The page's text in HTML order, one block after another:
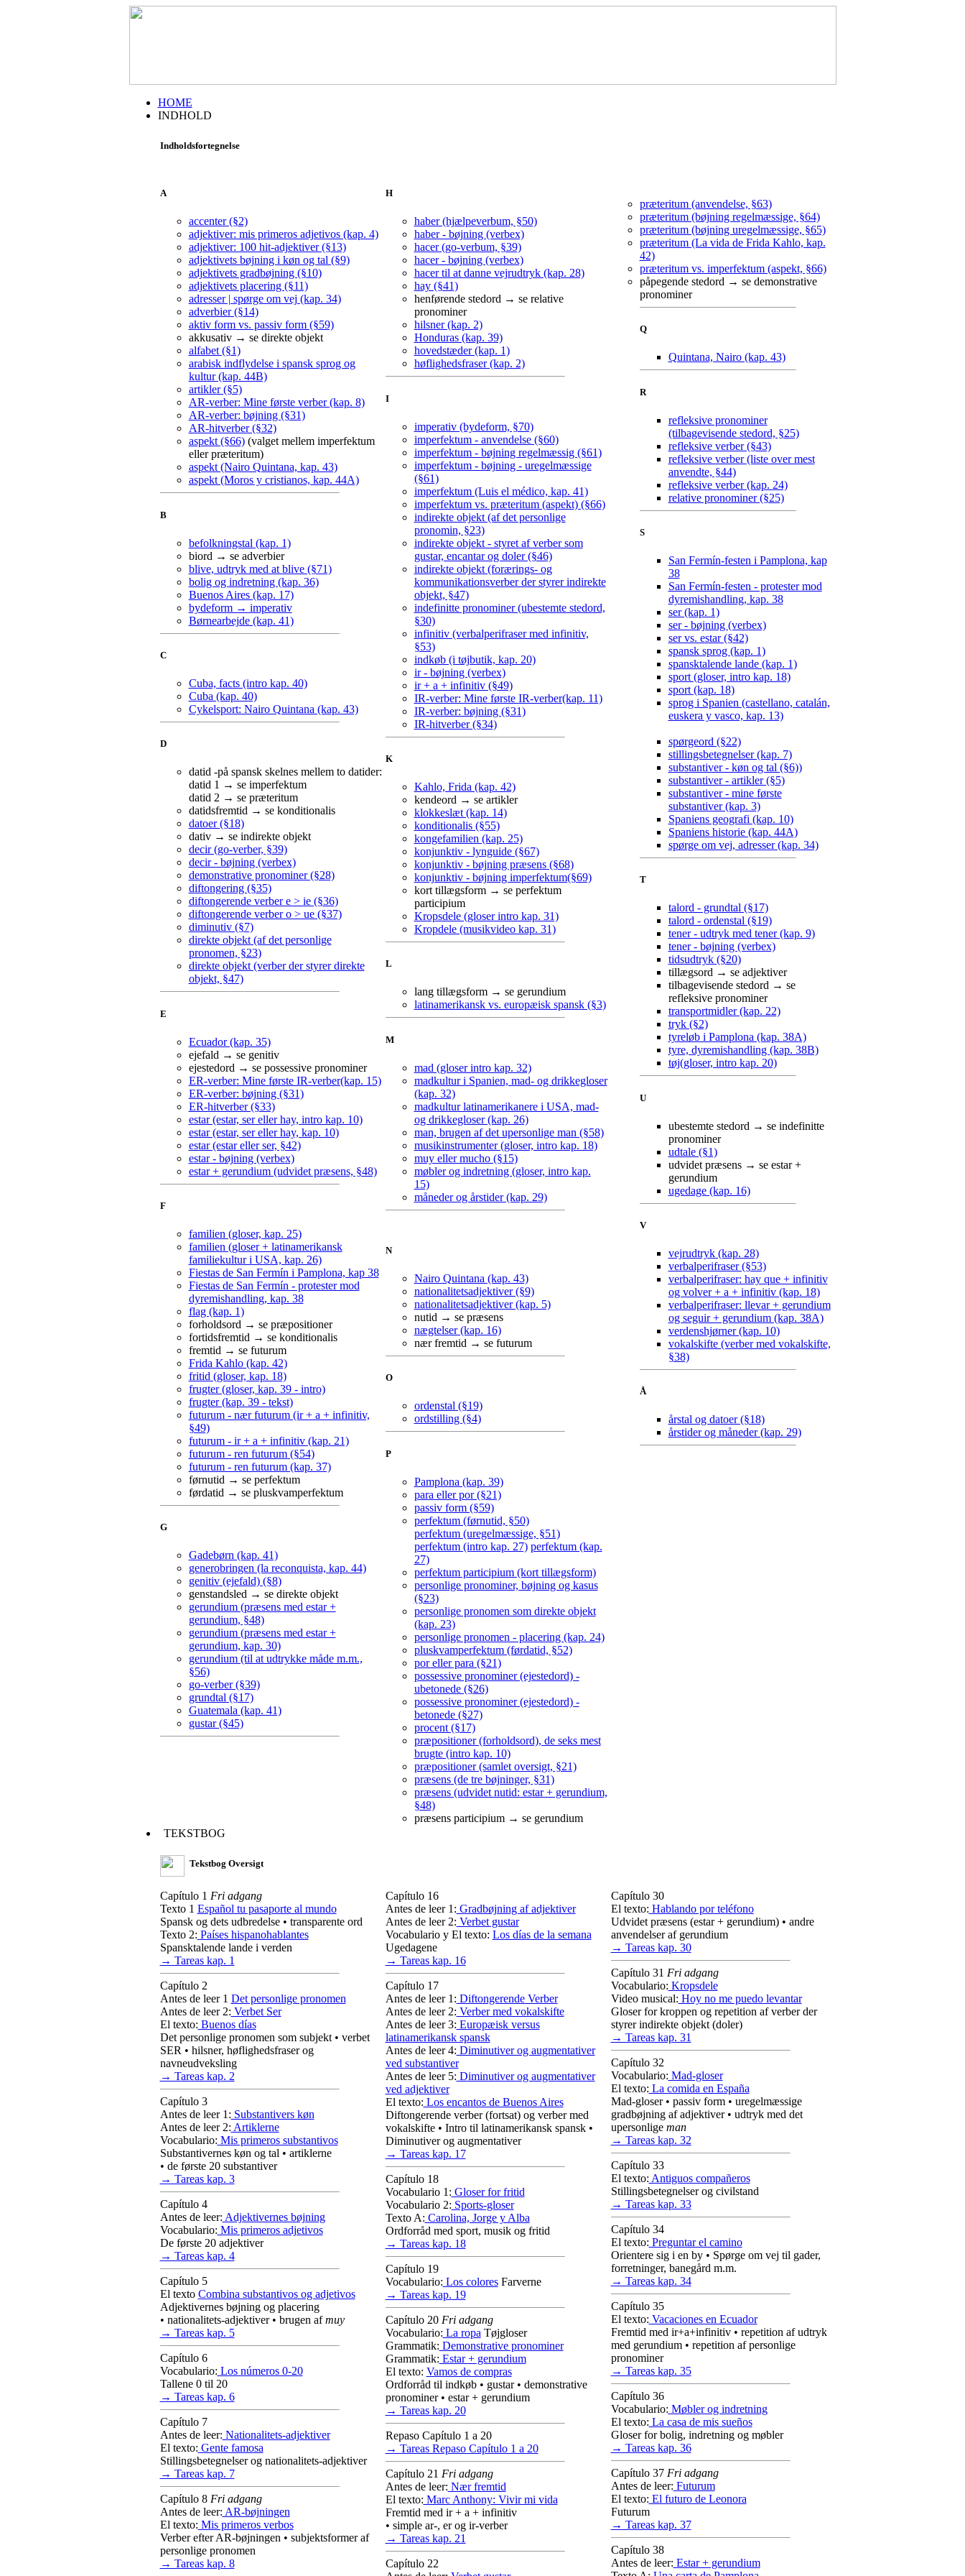
HOME
INDHOLD
Indholdsfortegnelse
A
accenter (§2)
adjektiver: mis primeros adjetivos (kap. 4)
adjektiver: 100 hit-adjektiver (§13)
adjektivets bøjning i køn og tal (§9)
adjektivets gradbøjning (§10)
adjektivets placering (§11)
adresser | spørge om vej (kap. 34)
adverbier (§14)
aktiv form vs. passiv form (§59)
akkusativ → se direkte objekt
alfabet (§1)
arabisk indflydelse i spansk sprog og
kultur (kap. 44B)
artikler (§5)
AR-verber: Mine første verber (kap. 8)
AR-verber: bøjning (§31)
AR-hitverber (§32)
aspekt (§66)(valget mellem imperfektum
eller præteritum)
aspekt (Nairo Quintana, kap. 43)
aspekt (Moros y cristianos, kap. 44A)
B
befolkningstal (kap. 1)
biord → se adverbier
blive, udtryk med at blive (§71)
bolig og indretning (kap. 36)
Buenos Aires (kap. 17)
bydeform → imperativ
Børnearbejde (kap. 41)
C
Cuba, facts (intro kap. 40)
Cuba (kap. 40)
Cykelsport: Nairo Quintana (kap. 43)
D
datid -på spansk skelnes mellem to datider:
datid 1 → se imperfektum
datid 2 → se præteritum
datidsfremtid → se konditionalis
datoer (§18)
dativ → se indirekte objekt
decir (go-verber, §39)
decir - bøjning (verbex)
demonstrative pronominer (§28)
diftongering (§35)
diftongerende verber e > ie (§36)
diftongerende verber o > ue (§37)
diminutiv (§7)
direkte objekt (af det personlige
pronomen, §23)
direkte objekt (verber der styrer direkte
objekt, §47)
E
Ecuador (kap. 35)
ejefald → se genitiv
ejestedord → se possessive pronominer
ER-verber: Mine første IR-verber(kap. 15)
ER-verber: bøjning (§31)
ER-hitverber (§33)
estar (estar, ser eller hay, intro kap. 10)
estar (estar, ser eller hay, kap. 10)
estar (estar eller ser, §42)
estar - bøjning (verbex)
estar + gerundium (udvidet præsens, §48)
F
familien (gloser, kap. 25)
familien (gloser + latinamerikansk
familiekultur i USA, kap. 26)
Fiestas de San Fermín i Pamplona, kap 38
Fiestas de San Fermín - protester mod
dyremishandling, kap. 38
flag (kap. 1)
forholdsord → se præpositioner
fortidsfremtid → se konditionalis
fremtid → se futurum
Frida Kahlo (kap. 42)
fritid (gloser, kap. 18)
frugter (gloser, kap. 39 - intro)
frugter (kap. 39 - tekst)
futurum - nær futurum (ir + a + infinitiv,
§49)
futurum - ir + a + infinitiv (kap. 21)
futurum - ren futurum (§54)
futurum - ren futurum (kap. 37)
førnutid → se perfektum
førdatid → se pluskvamperfektum
G
Gadebørn (kap. 41)
generobringen (la reconquista, kap. 44)
genitiv (ejefald) (§8)
genstandsled → se direkte objekt
gerundium (præsens med estar +
gerundium, §48)
gerundium (præsens med estar +
gerundium, kap. 30)
gerundium (til at udtrykke måde m.m.,
§56)
go-verber (§39)
grundtal (§17)
Guatemala (kap. 41)
gustar (§45)
H
haber (hjælpeverbum, §50)
haber - bøjning (verbex)
hacer (go-verbum, §39)
hacer - bøjning (verbex)
hacer til at danne vejrudtryk (kap. 28)
hay (§41)
henførende stedord → se relative
pronominer
hilsner (kap. 2)
Honduras (kap. 39)
hovedstæder (kap. 1)
høflighedsfraser (kap. 2)
I
imperativ (bydeform, §70)
imperfektum - anvendelse (§60)
imperfektum - bøjning regelmæssig (§61)
imperfektum - bøjning - uregelmæssige
(§61)
imperfektum (Luis el médico, kap. 41)
imperfektum vs. præteritum (aspekt) (§66)
indirekte objekt (af det personlige
pronomin, §23)
indirekte objekt - styret af verber som
gustar, encantar og doler (§46)
indirekte objekt (forærings- og
kommunikationsverber der styrer indirekte
objekt, §47)
indefinitte pronominer (ubestemte stedord,
§30)
infinitiv (verbalperifraser med infinitiv,
§53)
indkøb (i tøjbutik, kap. 20)
ir - bøjning (verbex)
ir + a + infinitiv (§49)
IR-verber: Mine første IR-verber(kap. 11)
IR-verber: bøjning (§31)
IR-hitverber (§34)
K
Kahlo, Frida (kap. 42)
kendeord → se artikler
klokkeslæt (kap. 14)
konditionalis (§55)
kongefamilien (kap. 25)
konjunktiv - lynguide (§67)
konjunktiv - bøjning præsens (§68)
konjunktiv - bøjning imperfektum(§69)
kort tillægsform → se perfektum
participium
Kropsdele (gloser intro kap. 31)
Kropdele (musikvideo kap. 31)
L
lang tillægsform → se gerundium
latinamerikansk vs. europæisk spansk (§3)
M
mad (gloser intro kap. 32)
madkultur i Spanien, mad- og drikkegloser
(kap. 32)
madkultur latinamerikanere i USA, mad-
og drikkegloser (kap. 26)
man, brugen af det upersonlige man (§58)
musikinstrumenter (gloser, intro kap. 18)
muy eller mucho (§15)
møbler og indretning (gloser, intro kap.
15)
måneder og årstider (kap. 29)
N
Nairo Quintana (kap. 43)
nationalitetsadjektiver (§9)
nationalitetsadjektiver (kap. 5)
nutid → se præsens
nægtelser (kap. 16)
nær fremtid → se futurum
O
ordenstal (§19)
ordstilling (§4)
P
Pamplona (kap. 39)
para eller por (§21)
passiv form (§59)
perfektum (førnutid, §50)
perfektum (uregelmæssige, §51)
perfektum (intro kap. 27) perfektum (kap.
27)
perfektum participium (kort tillægsform)
personlige pronominer, bøjning og kasus
(§23)
personlige pronomen som direkte objekt
(kap. 23)
personlige pronomen - placering (kap. 24)
pluskvamperfektum (førdatid, §52)
por eller para (§21)
possessive pronominer (ejestedord) -
ubetonede (§26)
possessive pronominer (ejestedord) -
betonede (§27)
procent (§17)
præpositioner (forholdsord), de seks mest
brugte (intro kap. 10)
præpositioner (samlet oversigt, §21)
præsens (de tre bøjninger, §31)
præsens (udvidet nutid: estar + gerundium,
§48)
præsens participium → se gerundium
præteritum (anvendelse, §63)
præteritum (bøjning regelmæssige, §64)
præteritum (bøjning uregelmæssige, §65)
præteritum (La vida de Frida Kahlo, kap.
42)
præteritum vs. imperfektum (aspekt, §66)
påpegende stedord → se demonstrative
pronominer
Q
Quintana, Nairo (kap. 43)
R
refleksive pronominer
(tilbagevisende stedord, §25)
refleksive verber (§43)
refleksive verber (liste over mest
anvendte, §44)
refleksive verber (kap. 24)
relative pronominer (§25)
S
San Fermín-festen i Pamplona, kap
38
San Fermín-festen - protester mod
dyremishandling, kap. 38
ser (kap. 1)
ser - bøjning (verbex)
ser vs. estar (§42)
spansk sprog (kap. 1)
spansktalende lande (kap. 1)
sport (gloser, intro kap. 18)
sport (kap. 18)
sprog i Spanien (castellano, catalán,
euskera y vasco, kap. 13)
spørgeord (§22)
stillingsbetegnelser (kap. 7)
substantiver - køn og tal (§6))
substantiver - artikler (§5)
substantiver - mine første
substantiver (kap. 3)
Spaniens geografi (kap. 10)
Spaniens historie (kap. 44A)
spørge om vej, adresser (kap. 34)
T
talord - grundtal (§17)
talord - ordenstal (§19)
tener - udtryk med tener (kap. 9)
tener - bøjning (verbex)
tidsudtryk (§20)
tillægsord → se adjektiver
tilbagevisende stedord → se
refleksive pronominer
transportmidler (kap. 22)
tryk (§2)
tyreløb i Pamplona (kap. 38A)
tyre, dyremishandling (kap. 38B)
tøj(gloser, intro kap. 20)
U
ubestemte stedord → se indefinitte
pronominer
udtale (§1)
udvidet præsens → se estar +
gerundium
ugedage (kap. 16)
V
vejrudtryk (kap. 28)
verbalperifraser (§53)
verbalperifraser: hay que + infinitiv
og volver + a + infinitiv (kap. 18)
verbalperifraser: llevar + gerundium
og seguir + gerundium (kap. 38A)
verdenshjørner (kap. 10)
vokalskifte (verber med vokalskifte,
§38)
Å
årstal og datoer (§18)
årstider og måneder (kap. 29)
TEKSTBOG
Tekstbog Oversigt
Capítulo 1 Fri adgang
Texto 1 Español tu pasaporte al mundo
Spansk og dets udbredelse • transparente ord
Texto 2: Países hispanohablantes
Spansktalende lande i verden
→ Tareas kap. 1
Capítulo 2
Antes de leer 1 Det personlige pronomen
Antes de leer 2: Verbet Ser
El texto: Buenos días
Det personlige pronomen som subjekt • verbet
SER • hilsner, høflighedsfraser og
navneudveksling
→ Tareas kap. 2
Capítulo 3
Antes de leer 1: Substantivers køn
Antes de leer 2: Artiklerne
Vocabulario: Mis primeros substantivos
Substantivernes køn og tal • artiklerne
• de første 20 substantiver
→ Tareas kap. 3
Capítulo 4
Antes de leer: Adjektivernes bøjning
Vocabulario: Mis primeros adjetivos
De første 20 adjektiver
→ Tareas kap. 4
Capítulo 5
El texto Combina substantivos og adjetivos
Adjektivernes bøjning og placering
• nationalitets-adjektiver • brugen afmuy
→ Tareas kap. 5
Capítulo 6
Vocabulario: Los números 0-20
Tallene 0 til 20
→ Tareas kap. 6
Capítulo 7
Antes de leer: Nationalitets-adjektiver
El texto: Gente famosa
Stillingsbetegnelser og nationalitets-adjektiver
→ Tareas kap. 7
Capítulo 8 Fri adgang
Antes de leer: AR-bøjningen
El texto: Mis primeros verbos
Verber efter AR-bøjningen • subjektsformer af
personlige pronomen
→ Tareas kap. 8
Capítulo 16
Antes de leer 1: Gradbøjning af adjektiver
Antes de leer 2: Verbet gustar
Vocabulario y El texto: Los días de la semana
Ugedagene
→ Tareas kap. 16
Capítulo 17
Antes de leer 1: Diftongerende Verber
Antes de leer 2: Verber med vokalskifte
Antes de leer 3: Europæisk versus
latinamerikansk spansk
Antes de leer 4: Diminutiver og augmentativer
ved substantiver
Antes de leer 5: Diminutiver og augmentativer
ved adjektiver
El texto: Los encantos de Buenos Aires
Diftongerende verber (fortsat) og verber med
vokalskifte • Intro til latinamerikansk spansk •
Diminutiver og augmentativer
→ Tareas kap. 17
Capítulo 18
Vocabulario 1: Gloser for fritid
Vocabulario 2: Sports-gloser
Texto A: Carolina, Jorge y Alba
Ordforråd med sport, musik og fritid
→ Tareas kap. 18
Capítulo 19
Vocabulario: Los coloresFarverne
→ Tareas kap. 19
Capítulo 20 Fri adgang
Vocabulario: La ropa Tøjgloser
Grammatik: Demonstrative pronominer
Grammatik: Estar + gerundium
El texto: Vamos de compras
Ordforråd til indkøb • gustar • demonstrative
pronominer • estar + gerundium
→ Tareas kap. 20
Repaso Capítulo 1 a 20
→ Tareas Repaso Capítulo 1 a 20
Capítulo 21 Fri adgang
Antes de leer: Nær fremtid
El texto: Marc Anthony: Vivir mi vida
Fremtid med ir + a + infinitiv
• simple ar-, er og ir-verber
→ Tareas kap. 21
Capítulo 22
Capítulo 30
El texto: Hablando por teléfono
Udvidet præsens (estar + gerundium) • andre
anvendelser af gerundium
→ Tareas kap. 30
Capítulo 31 Fri adgang
Vocabulario: Kropsdele
Video musical: Hoy no me puedo levantar
Gloser for kroppen og repetition af verber der
styrer indirekte objekt (doler)
→ Tareas kap. 31
Capítulo 32
Vocabulario: Mad-gloser
El texto: La comida en España
Mad-gloser • passiv form • uregelmæssige
gradbøjning af adjektiver • udtryk med det
upersonlige man
→ Tareas kap. 32
Capítulo 33
El texto: Antiguos compañeros
Stillingsbetegnelser og civilstand
→ Tareas kap. 33
Capítulo 34
El texto: Preguntar el camino
Orientere sig i en by • Spørge om vej til gader,
forretninger, banegård m.m.
→ Tareas kap. 34
Capítulo 35
El texto: Vacaciones en Ecuador
Fremtid med ir+a+infinitiv • repetition af udtryk
med gerundium • repetition af personlige
pronominer
→ Tareas kap. 35
Capítulo 36
Vocabulario: Møbler og indretning
El texto: La casa de mis sueños
Gloser for bolig, indretning og møbler
→ Tareas kap. 36
Capítulo 37 Fri adgang
Antes de leer: Futurum
El texto: El futuro de Leonora
Futurum
→ Tareas kap. 37
Capítulo 38
Antes de leer: Estar + gerundium